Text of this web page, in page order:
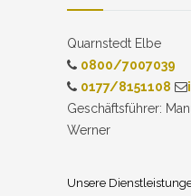
Quarnstedt Elbe
0800/7007039
0177/8151108
Geschäftsführer:
Werner
Unsere